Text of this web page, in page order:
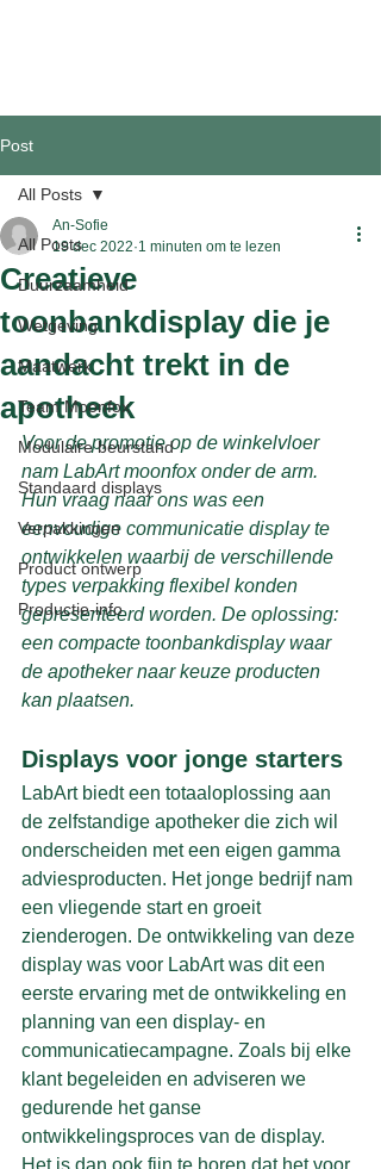
Post
All Posts
Duurzaamheid
Wetgeving
Maatwerk
Team Moonfox
Modulaire beurstand
Standaard displays
Verpakkingen
Product ontwerp
Productie-info
All Posts
Creatieve
toonbankdisplay die je
aandacht trekt in de
apotheek
An-Sofie
19 dec 2022 1 minuten om te lezen
Voor de promotie op de winkelvloer
nam LabArt moonfox onder de arm.
Hun vraag naar ons was een
eenvoudige communicatie display te
ontwikkelen waarbij de verschillende
types verpakking flexibel konden
gepresenteerd worden. De oplossing:
een compacte toonbankdisplay waar
de apotheker naar keuze producten
kan plaatsen.
Displays voor jonge starters
LabArt biedt een totaaloplossing aan
de zelfstandige apotheker die zich wil
onderscheiden met een eigen gamma
adviesproducten. Het jonge bedrijf nam
een vliegende start en groeit
zienderogen. De ontwikkeling van deze
display was voor LabArt was dit een
eerste ervaring met de ontwikkeling en
planning van een display- en
communicatiecampagne. Zoals bij elke
klant begeleiden en adviseren we
gedurende het ganse
ontwikkelingsproces van de display.
Het is dan ook fijn te horen dat het voor